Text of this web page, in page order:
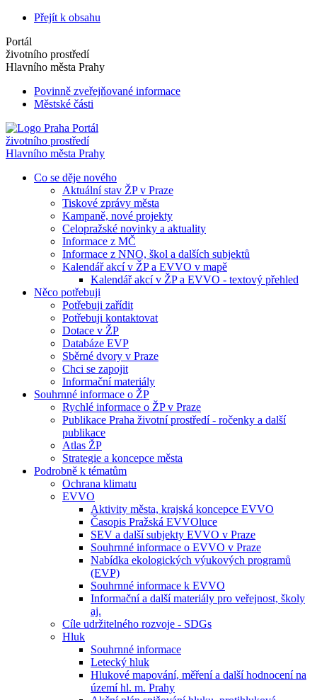
Přejít k obsahu
Portál
životního prostředí
Hlavního města Prahy
Povinně zveřejňované informace
Městské části
Portál
životního prostředí
Hlavního města Prahy
Co se děje nového
Aktuální stav ŽP v Praze
Tiskové zprávy města
Kampaně, nové projekty
Celopražské novinky a aktuality
Informace z MČ
Informace z NNO, škol a dalších subjektů
Kalendář akcí v ŽP a EVVO v mapě
Kalendář akcí v ŽP a EVVO - textový přehled
Něco potřebuji
Potřebuji zařídit
Potřebuji kontaktovat
Dotace v ŽP
Databáze EVP
Sběrné dvory v Praze
Chci se zapojit
Informační materiály
Souhrnné informace o ŽP
Rychlé informace o ŽP v Praze
Publikace Praha životní prostředí - ročenky a další
publikace
Atlas ŽP
Strategie a koncepce města
Podrobně k tématům
Ochrana klimatu
EVVO
Aktivity města, krajská koncepce EVVO
Časopis Pražská EVVOluce
SEV a další subjekty EVVO v Praze
Souhrnné informace o EVVO v Praze
Nabídka ekologických výukových programů
(EVP)
Souhrnné informace k EVVO
Informační a další materiály pro veřejnost, školy
aj.
Cíle udržitelného rozvoje - SDGs
Hluk
Souhrnné informace
Letecký hluk
Hlukové mapování, měření a další hodnocení na
území hl. m. Prahy